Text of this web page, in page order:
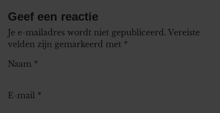
Geef een reactie
Je e-mailadres wordt niet gepubliceerd. Vereiste
velden zijn gemarkeerd met *
Naam *
E-mail *